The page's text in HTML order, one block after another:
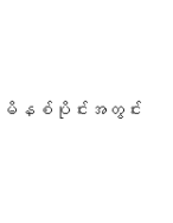
မိနစ်ပိုင်းအတွင်း